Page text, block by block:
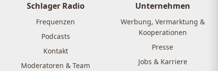
Schlager Radio
Frequenzen
Podcasts
Kontakt
Moderatoren & Team
Unternehmen
Werbung, Vermarktung &
Kooperationen
Presse
Jobs & Karriere